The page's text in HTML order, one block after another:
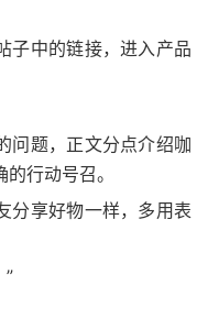
子中的链接，进入产品
问题，正文分点介绍咖
行动号召。
分享好物一样，多用表
”